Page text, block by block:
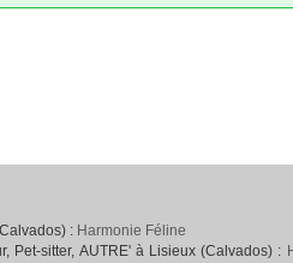
: Harmonie Féline
Pet-sitter, AUTRE' à Lisieux (Calvados) :